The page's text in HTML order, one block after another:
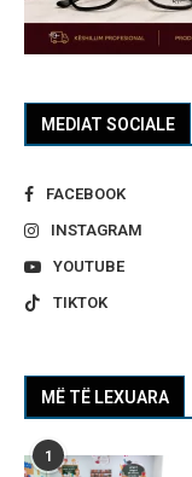
MEDIAT SOCIALE
FACEBOOK
INSTAGRAM
YOUTUBE
TIKTOK
MË TË LEXUARA
1